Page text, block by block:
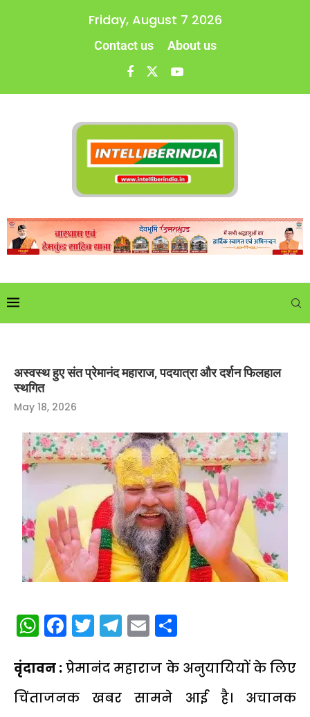
Friday, August 7 2026
Contact us About us
अस्वस्थ हुए संत प्रेमानंद महाराज, पदयात्रा और दर्शन फिलहाल
स्थगित
May 18, 2026
WhatsApp
Facebook
Twitter
Telegram
Email
वृंदावन :प्रेमानंद महाराज के अनुयायियों के लिए
चिंताजनक खबर सामने आई है। अचानक